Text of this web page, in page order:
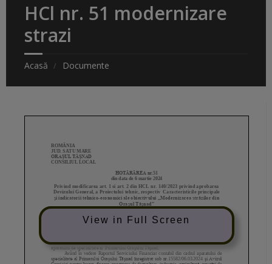
HCl nr. 51 modernizare
strazi
Acasă Documente
View in Full Screen